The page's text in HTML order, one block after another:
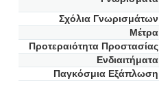
Σχόλια Γνωρισμάτων
Μέτρα
Προτεραιότητα Προστασίας
Ενδιαιτήματα
Παγκόσμια Εξάπλωση